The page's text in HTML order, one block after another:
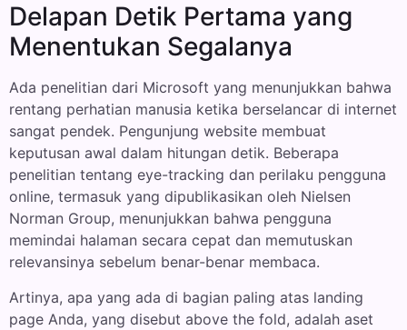
Delapan Detik Pertama yang
Menentukan Segalanya
Ada penelitian dari Microsoft yang menunjukkan bahwa
rentang perhatian manusia ketika berselancar di internet
sangat pendek. Pengunjung website membuat
keputusan awal dalam hitungan detik. Beberapa
penelitian tentang eye-tracking dan perilaku pengguna
online, termasuk yang dipublikasikan oleh Nielsen
Norman Group, menunjukkan bahwa pengguna
memindai halaman secara cepat dan memutuskan
relevansinya sebelum benar-benar membaca.
Artinya, apa yang ada di bagian paling atas landing
page Anda, yang disebut above the fold, adalah aset